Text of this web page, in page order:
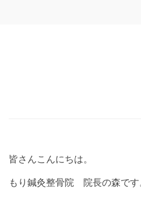
皆さんこんにちは。
もり鍼灸整骨院 院長の森です